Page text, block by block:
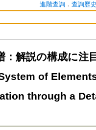
進階查詢． 查詢歷史
：解説の構成に
of
through a